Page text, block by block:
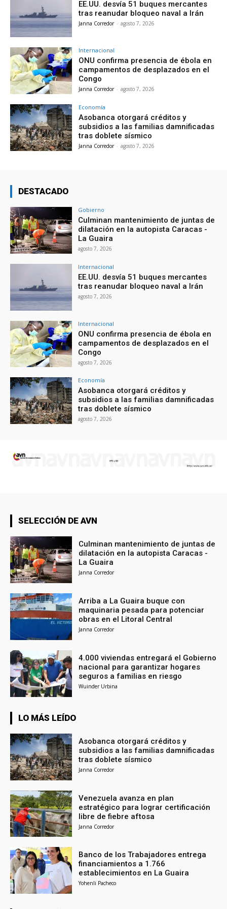
EE.UU. desvía 51 buques mercantes
tras reanudar bloqueo naval a Irán
Janna Corredor - agosto 7, 2026
Internacional
ONU confirma presencia de ébola en
campamentos de desplazados en el
Congo
Janna Corredor - agosto 7, 2026
Economía
Asobanca otorgará créditos y
subsidios a las familias damnificadas
tras doblete sísmico
Janna Corredor - agosto 7, 2026
DESTACADO
Gobierno
Culminan mantenimiento de juntas de
dilatación en la autopista Caracas -
La Guaira
agosto 7, 2026
Internacional
EE.UU. desvía 51 buques mercantes
tras reanudar bloqueo naval a Irán
agosto 7, 2026
Internacional
ONU confirma presencia de ébola en
campamentos de desplazados en el
Congo
agosto 7, 2026
Economía
Asobanca otorgará créditos y
subsidios a las familias damnificadas
tras doblete sísmico
agosto 7, 2026
SELECCIÓN DE AVN
Culminan mantenimiento de juntas de
dilatación en la autopista Caracas -
La Guaira
Janna Corredor
Arriba a La Guaira buque con
maquinaria pesada para potenciar
obras en el Litoral Central
Janna Corredor
4.000 viviendas entregará el Gobierno
nacional para garantizar hogares
seguros a familias en riesgo
Wuinder Urbina
LO MÁS LEÍDO
Asobanca otorgará créditos y
subsidios a las familias damnificadas
tras doblete sísmico
Janna Corredor
Venezuela avanza en plan
estratégico para lograr certificación
libre de fiebre aftosa
Janna Corredor
Banco de los Trabajadores entrega
financiamientos a 1.766
establecimientos en La Guaira
Yohenli Pacheco